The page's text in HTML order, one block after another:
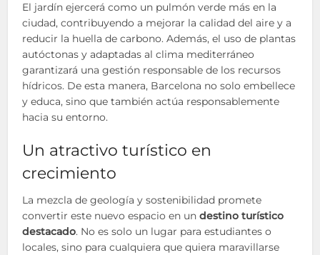
El jardín ejercerá como un pulmón verde más en la
ciudad, contribuyendo a mejorar la calidad del aire y a
reducir la huella de carbono. Además, el uso de plantas
autóctonas y adaptadas al clima mediterráneo
garantizará una gestión responsable de los recursos
hídricos. De esta manera, Barcelona no solo embellece
y educa, sino que también actúa responsablemente
hacia su entorno.
Un atractivo turístico en
crecimiento
La mezcla de geología y sostenibilidad promete
convertir este nuevo espacio en undestino turístico
destacado. No es solo un lugar para estudiantes o
locales, sino para cualquiera que quiera maravillarse